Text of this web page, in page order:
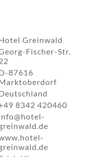
Greinwald
Fischer-Str.
87616
8342 420460